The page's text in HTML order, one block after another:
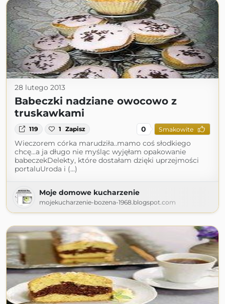
28 lutego 2013
Babeczki nadziane owocowo z
truskawkami
119 1 Zapisz 0 Smakowite
Wieczorem córka marudziła..mamo coś słodkiego
chcę...a ja długo nie myśląc wyjęłam opakowanie
babeczekDelekty, które dostałam dzięki uprzejmości
portaluUroda i (...)
Moje domowe kucharzenie
mojekucharzenie-bozena-1968.blogspot.com